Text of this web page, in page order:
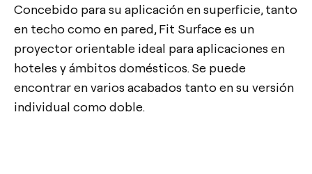
Concebido para su aplicación en superficie, tanto
en techo como en pared, Fit Surface es un
proyector orientable ideal para aplicaciones en
hoteles y ámbitos domésticos. Se puede
encontrar en varios acabados tanto en su versión
individual como doble.